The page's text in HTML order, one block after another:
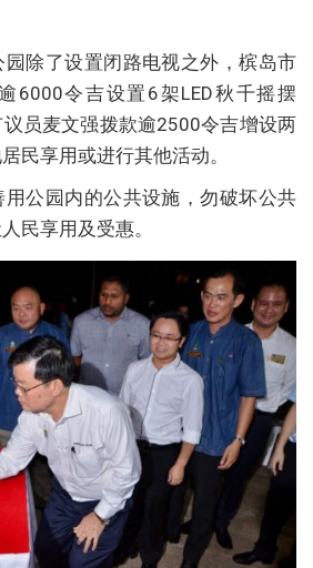
除了设置闭路电视之外，槟岛市
6000令吉设置6架LED秋千摇摆
员麦文强拨款逾2500令吉增设两
民享用或进行其他活动。
公园内的公共设施，勿破坏公共
民享用及受惠。